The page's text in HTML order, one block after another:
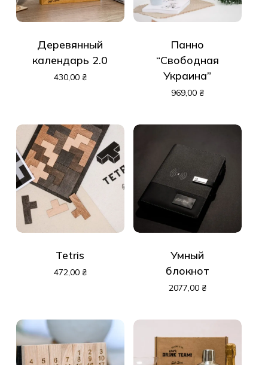
Деревянный
календарь 2.0
430,00 ₴
Панно
“Свободная
Украина”
969,00 ₴
Tetris
472,00 ₴
Умный
блокнот
2077,00 ₴